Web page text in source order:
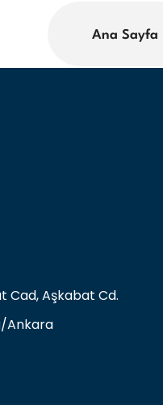
Ana Sayfa
Cad, Aşkabat Cd.
Ankara